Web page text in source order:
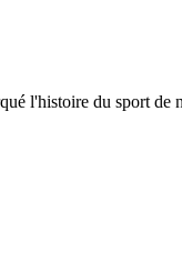
l'histoire du sport